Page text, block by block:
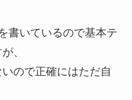
書いているので基本テ
、
ので正確にはただ自